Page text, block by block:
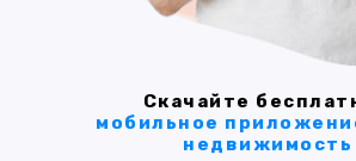
Скачайте
мобильное
недвижимость